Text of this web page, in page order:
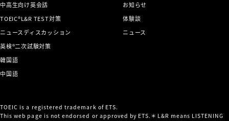
中高生向け英会話
TOEIC®L&R TEST対策
ニュースディスカッション
英検®二次試験対策
韓国語
中国語
お知らせ
体験談
ニュース
TOEIC is a registered trademark of ETS.
This web page is not endorsed or approved by ETS.＊L&R means LISTENING